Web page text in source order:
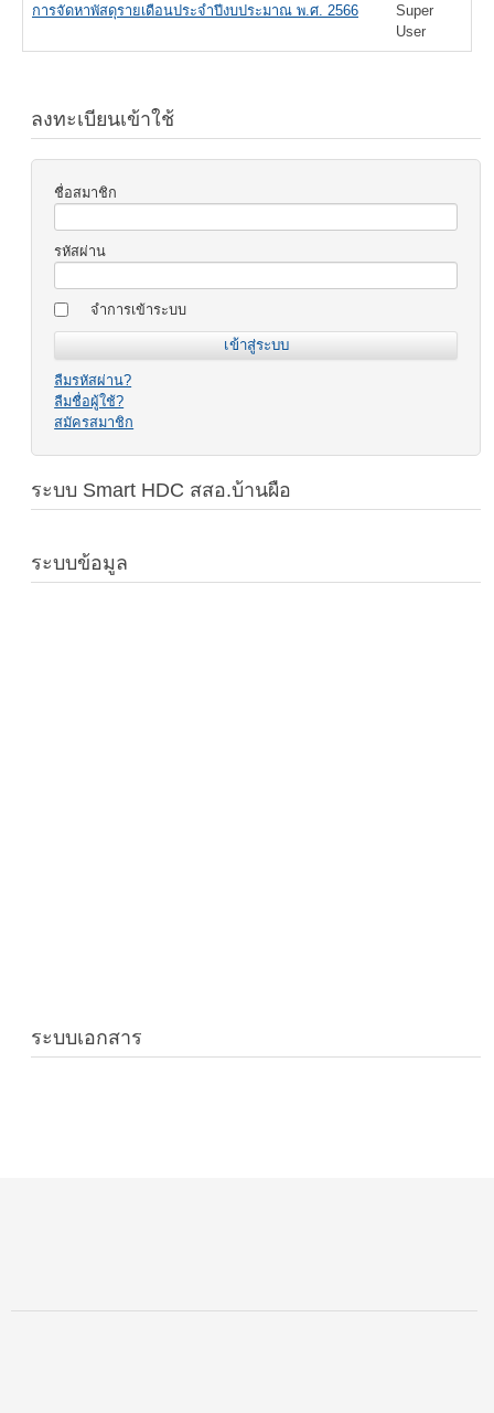
การจัดหาพัสดุรายเดือนประจำปีงบประมาณ พ.ศ. 2566
Super
User
ลงทะเบียนเข้าใช้
ชื่อสมาชิก
รหัสผ่าน
จำการเข้าระบบ
ลืมรหัสผ่าน?
ลืมชื่อผู้ใช้?
สมัครสมาชิก
ระบบ Smart HDC สสอ.บ้านผือ
ระบบข้อมูล
ระบบเอกสาร